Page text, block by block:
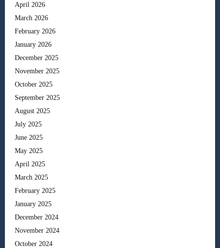
April 2026
March 2026
February 2026
January 2026
December 2025
November 2025
October 2025
September 2025
August 2025
July 2025
June 2025
May 2025
April 2025
March 2025
February 2025
January 2025
December 2024
November 2024
October 2024